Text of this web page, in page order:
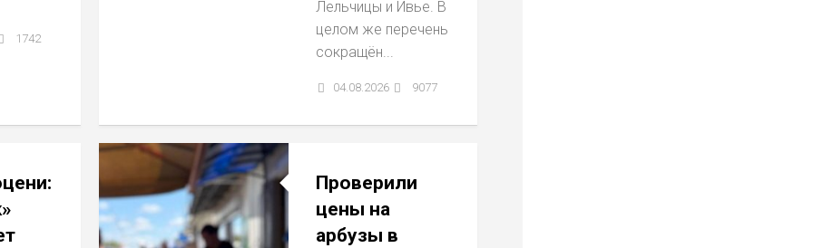
1742
Лельчицы и Ивье. В
целом же перечень
сокращён...
04.08.2026 9077
Проверили
цены на
арбузы в